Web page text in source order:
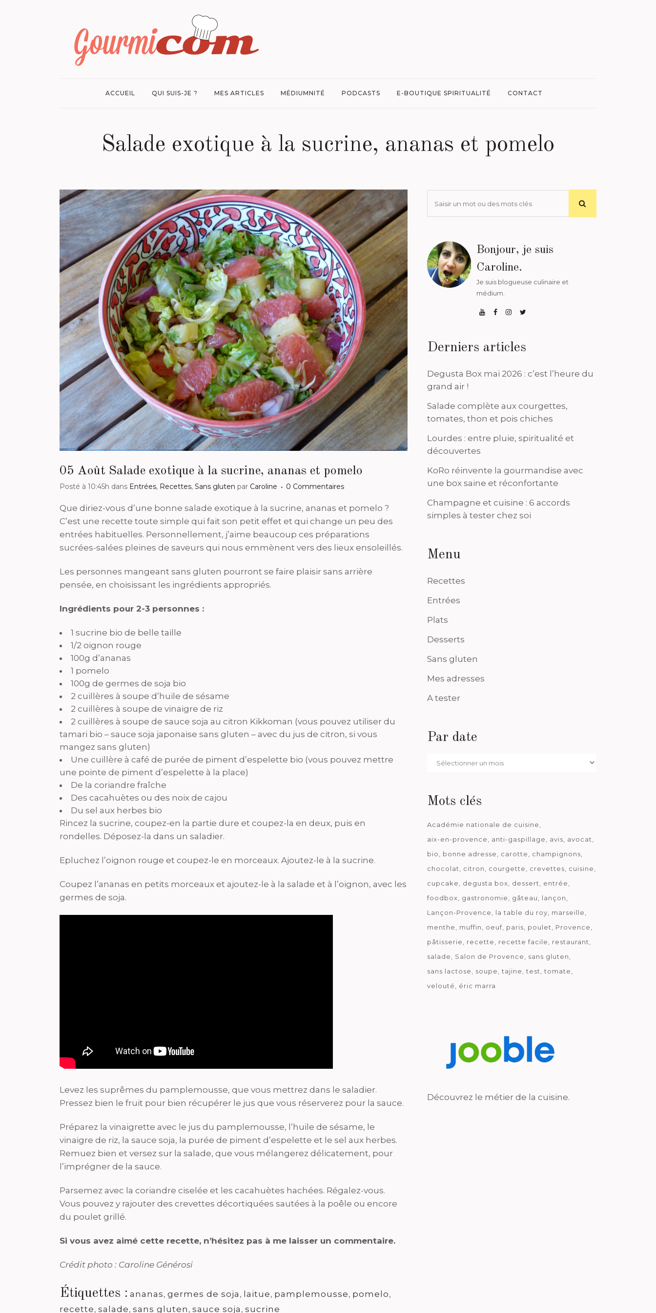
ACCUEIL QUI SUIS-JE ? MES ARTICLES MÉDIUMNITÉ PODCASTS E-BOUTIQUE SPIRITUALITÉ CONTACT
Salade exotique à la sucrine, ananas et pomelo
05 Août Salade exotique à la sucrine, ananas et pomelo
Posté à 10:45h dans Entrées, Recettes, Sans gluten par Caroline 0 Commentaires
Que diriez-vous d’une bonne salade exotique à la sucrine, ananas et pomelo ?
C’est une recette toute simple qui fait son petit effet et qui change un peu des
entrées habituelles. Personnellement, j’aime beaucoup ces préparations
sucrées-salées pleines de saveurs qui nous emmènent vers des lieux ensoleillés.
Les personnes mangeant sans gluten pourront se faire plaisir sans arrière
pensée, en choisissant les ingrédients appropriés.
Ingrédients pour 2-3 personnes :
1 sucrine bio de belle taille
1/2 oignon rouge
100g d’ananas
1 pomelo
100g de germes de soja bio
2 cuillères à soupe d’huile de sésame
2 cuillères à soupe de vinaigre de riz
2 cuillères à soupe de sauce soja au citron Kikkoman (vous pouvez utiliser du
tamari bio – sauce soja japonaise sans gluten – avec du jus de citron, si vous
mangez sans gluten)
Une cuillère à café de purée de piment d’espelette bio (vous pouvez mettre
une pointe de piment d’espelette à la place)
De la coriandre fraîche
Des cacahuètes ou des noix de cajou
Du sel aux herbes bio
Rincez la sucrine, coupez-en la partie dure et coupez-la en deux, puis en
rondelles. Déposez-la dans un saladier.
Epluchez l’oignon rouge et coupez-le en morceaux. Ajoutez-le à la sucrine.
Coupez l’ananas en petits morceaux et ajoutez-le à la salade et à l’oignon, avec les
germes de soja.
Levez les suprêmes du pamplemousse, que vous mettrez dans le saladier.
Pressez bien le fruit pour bien récupérer le jus que vous réserverez pour la sauce.
Préparez la vinaigrette avec le jus du pamplemousse, l’huile de sésame, le
vinaigre de riz, la sauce soja, la purée de piment d’espelette et le sel aux herbes.
Remuez bien et versez sur la salade, que vous mélangerez délicatement, pour
l’imprégner de la sauce.
Parsemez avec la coriandre ciselée et les cacahuètes hachées. Régalez-vous.
Vous pouvez y rajouter des crevettes décortiquées sautées à la poêle ou encore
du poulet grillé.
Si vous avez aimé cette recette, n’hésitez pas à me laisser un commentaire.
Crédit photo : Caroline Générosi
Étiquettes : ananas, germes de soja , laitue, pamplemousse, pomelo,
recette, salade, sans gluten , sauce soja , sucrine
Bonjour, je suis
Caroline.
Je suis blogueuse culinaire et
médium.
Derniers articles
Degusta Box mai 2026 : c’est l’heure du
grand air !
Salade complète aux courgettes,
tomates, thon et pois chiches
Lourdes : entre pluie, spiritualité et
découvertes
KoRo réinvente la gourmandise avec
une box saine et réconfortante
Champagne et cuisine : 6 accords
simples à tester chez soi
Menu
Recettes
Entrées
Plats
Desserts
Sans gluten
Mes adresses
A tester
Par date
Par
Mots clés
Académie nationale de cuisine
aix-en-provence
anti-gaspillage avis
avocat
bio
bonne adresse carotte
champignons
chocolat
citron courgette crevettes
cuisine
cupcake
degusta box dessert
entrée
foodbox
gastronomie gâteau
lançon
Lançon-Provence
la table du roy
marseille
menthe
muffin oeuf paris poulet
Provence
pâtisserie
recette recette facile
restaurant
salade
Salon de Provence
sans gluten
sans lactose
soupe tajine test
tomate
velouté
éric marra
Découvrez le métier de la cuisine.